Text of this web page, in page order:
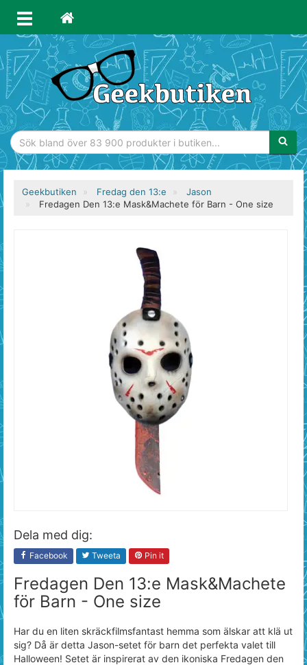
Geekbutiken Fredag den 13:e
Jason
Fredagen Den 13:e Mask&Machete för Barn - One size
Dela med dig:
Facebook Tweeta Pin it
Fredagen Den 13:e Mask&Machete
för Barn - One size
Har du en liten skräckfilmsfantast hemma som älskar att klä ut
sig? Då är detta Jason-setet för barn det perfekta valet till
Halloween! Setet är inspirerat av den ikoniska Fredagen den